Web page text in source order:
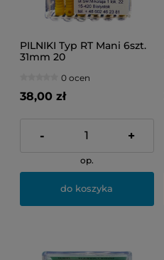
PILNIKI Typ RT Mani 6szt.
31mm 20
0 ocen
38,00 zł
- +
op.
do koszyka